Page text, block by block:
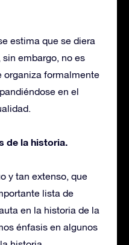
estima que se diera
embargo, no es
organiza formalmente
en el
de la historia.
y tan extenso, que
lista de
en la historia de la
énfasis en algunos